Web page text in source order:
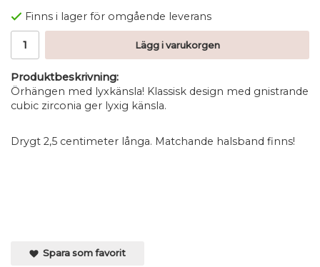
Finns i lager för omgående leverans
Lägg i varukorgen
Produktbeskrivning:
Örhängen med lyxkänsla! Klassisk design med gnistrande
cubic zirconia ger lyxig känsla.
Drygt 2,5 centimeter långa. Matchande halsband finns!
Spara som favorit